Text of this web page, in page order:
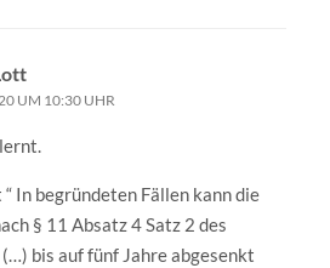
UM 10:30 UHR
In begründeten Fällen kann die
§ 11 Absatz 4 Satz 2 des
bis auf fünf Jahre abgesenkt